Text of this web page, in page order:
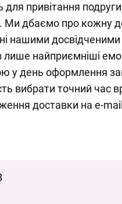
для привітання
Ми дбаємо про кожну
нашими
лише найприємніші
у день оформлення
вибрати точний час
доставки на e-